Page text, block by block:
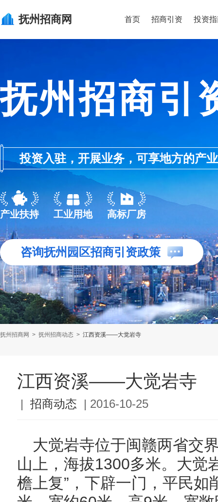
抚州招商网 首页 招商引资 投资
抚州招商引
投资入驻，开展业务，可享地方的产
产业扶持 工业用地 高标厂房
咨询抚州园区招商引资政策
抚州招商网 > 抚州招商动态 > 江西资溪——大觉岩寺
江西资溪——大觉岩寺
| 招商动态 | 2016-10-25
大觉岩寺位于闽赣两省交
山上，海拔1300多米。大觉
檐上复”，下辟一门，平民